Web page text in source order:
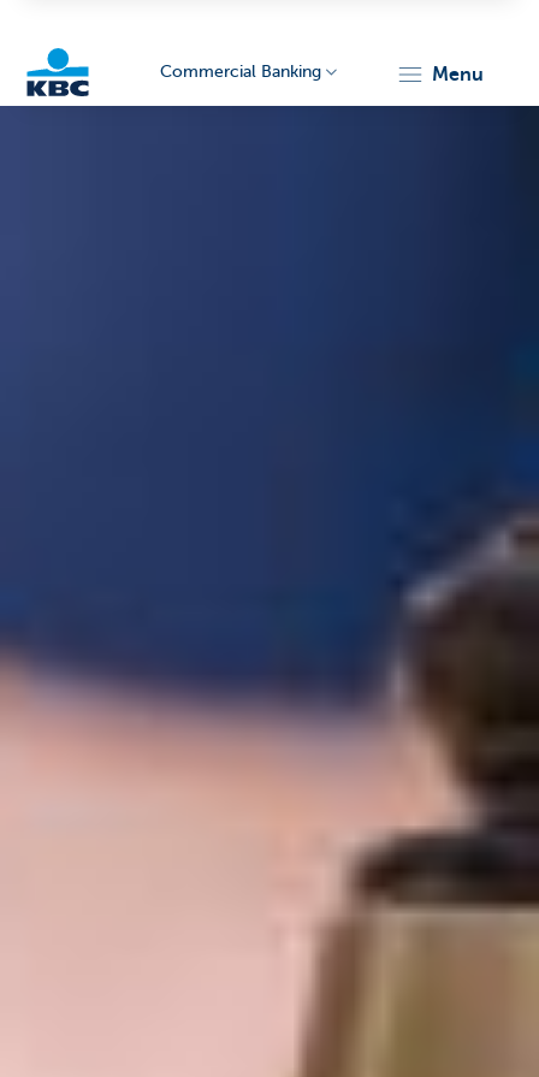
Commercial Banking menu